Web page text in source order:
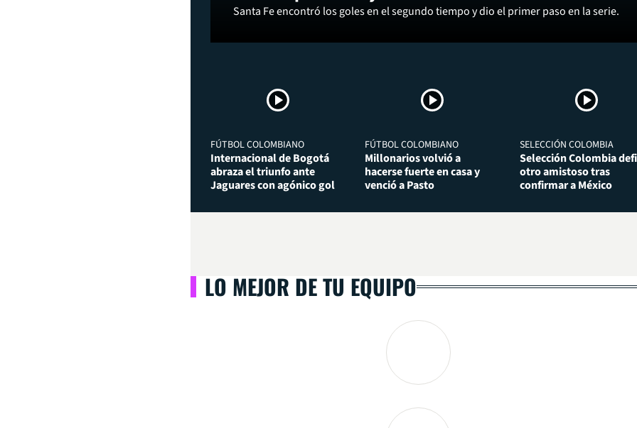
Santa Fe encontró los goles en el segundo tiempo y dio el primer paso en la serie.
FÚTBOL COLOMBIANO
Internacional de Bogotá
abraza el triunfo ante
Jaguares con agónico gol
FÚTBOL COLOMBIANO
Millonarios volvió a
hacerse fuerte en casa y
venció a Pasto
SELECCIÓN COLOMBIA
Selección Colombia
otro amistoso tras
confirmar a México
LO MEJOR DE TU EQUIPO